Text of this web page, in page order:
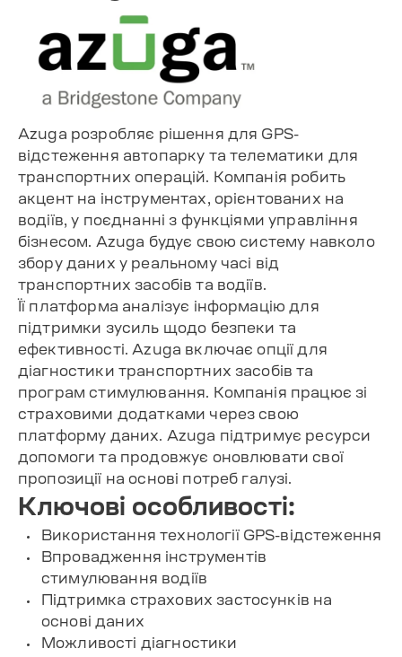
Azuga розробляє рішення для GPS-
відстеження автопарку та телематики для
транспортних операцій. Компанія робить
акцент на інструментах, орієнтованих на
водіїв, у поєднанні з функціями управління
бізнесом. Azuga будує свою систему навколо
збору даних у реальному часі від
транспортних засобів та водіїв.
Її платформа аналізує інформацію для
підтримки зусиль щодо безпеки та
ефективності. Azuga включає опції для
діагностики транспортних засобів та
програм стимулювання. Компанія працює зі
страховими додатками через свою
платформу даних. Azuga підтримує ресурси
допомоги та продовжує оновлювати свої
пропозиції на основі потреб галузі.
Ключові особливості:
Використання технології GPS-відстеження
Впровадження інструментів
стимулювання водіїв
Підтримка страхових застосунків на
основі даних
Можливості діагностики